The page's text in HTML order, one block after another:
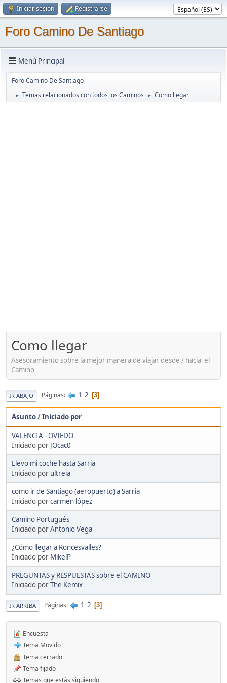
Iniciar sesión Registrarse
Foro Camino De Santiago
Menú Principal
Foro Camino De Santiago
► Temas relacionados con todos los Caminos ► Como llegar
Como llegar
Asesoramiento sobre la mejor manera de viajar desde / hacia el
Camino
IR ABAJO Páginas 1 2 3
Asunto/Iniciado por
VALENCIA - OVIEDO
Iniciado por JOcac0
Llevo mi coche hasta Sarria
Iniciado por ultreia
como ir de Santiago (aeropuerto) a Sarria
Iniciado porcarmen lópez
Camino Portugués
Iniciado porAntonio Vega
¿Cómo llegar a Roncesvalles?
Iniciado por MikelP
PREGUNTAS y RESPUESTAS sobre el CAMINO
Iniciado porThe Kemix
IR ARRIBA Páginas 1 2 3
Encuesta
Tema Movido
Tema cerrado
Tema fijado
Temas que estás siguiendo